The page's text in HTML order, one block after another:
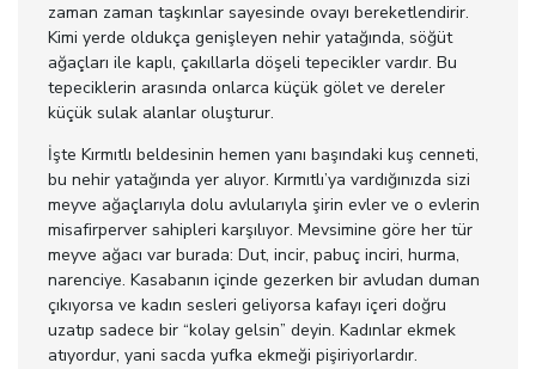
zaman zaman taşkınlar sayesinde ovayı bereketlendirir.
Kimi yerde oldukça genişleyen nehir yatağında, söğüt
ağaçları ile kaplı, çakıllarla döşeli tepecikler vardır. Bu
tepeciklerin arasında onlarca küçük gölet ve dereler
küçük sulak alanlar oluşturur.
İşte Kırmıtlı beldesinin hemen yanı başındaki kuş cenneti,
bu nehir yatağında yer alıyor. Kırmıtlı’ya vardığınızda sizi
meyve ağaçlarıyla dolu avlularıyla şirin evler ve o evlerin
misafirperver sahipleri karşılıyor. Mevsimine göre her tür
meyve ağacı var burada: Dut, incir, pabuç inciri, hurma,
narenciye. Kasabanın içinde gezerken bir avludan duman
çıkıyorsa ve kadın sesleri geliyorsa kafayı içeri doğru
uzatıp sadece bir “kolay gelsin” deyin. Kadınlar ekmek
atıyordur, yani sacda yufka ekmeği pişiriyorlardır.